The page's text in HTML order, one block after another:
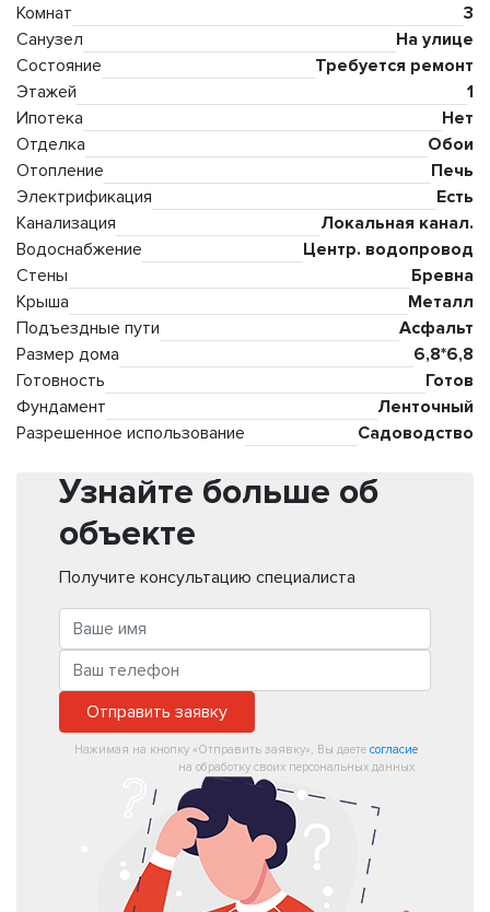
Комнат
3
Санузел
На улице
Состояние
Требуется ремонт
Этажей
1
Ипотека
Нет
Отделка
Обои
Отопление
Печь
Электрификация
Есть
Канализация
Локальная канал.
Водоснабжение
Центр. водопровод
Стены
Бревна
Крыша
Металл
Подъездные пути
Асфальт
Размер дома
6,8*6,8
Готовность
Готов
Фундамент
Ленточный
Разрешенное использование
Садоводство
Узнайте больше об
объекте
Получите консультацию специалиста
Отправить заявку
Нажимая на кнопку «Отправить заявку», Вы даете согласие
на обработку своих персональных данных.